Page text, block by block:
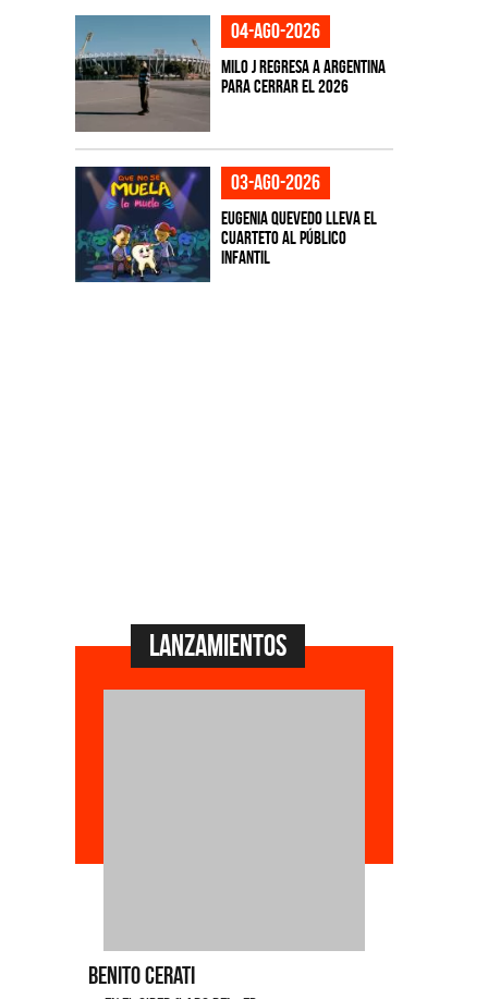
04-ago-2026
Milo J regresa a Argentina
para cerrar el 2026
03-ago-2026
Eugenia Quevedo lleva el
cuarteto al público
infantil
Lanzamientos
Benito Cerati